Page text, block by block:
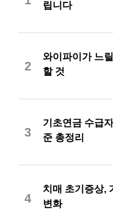
립니다
2
와이파이가 느
할 것
3
기초연금 수급
준 총정리
4
치매 초기증상,
변화